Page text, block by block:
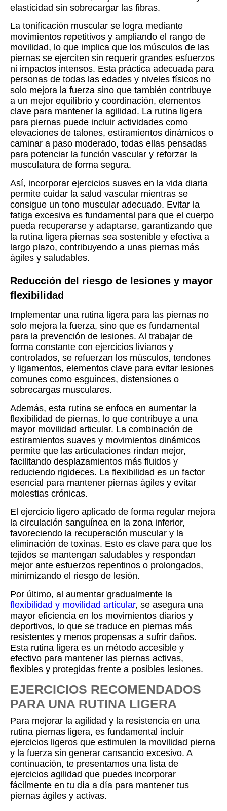
elasticidad sin sobrecargar las fibras.
La tonificación muscular se logra mediante
movimientos repetitivos y ampliando el rango de
movilidad, lo que implica que los músculos de las
piernas se ejerciten sin requerir grandes esfuerzos
ni impactos intensos. Esta práctica adecuada para
personas de todas las edades y niveles físicos no
solo mejora la fuerza sino que también contribuye
a un mejor equilibrio y coordinación, elementos
clave para mantener la agilidad. La rutina ligera
para piernas puede incluir actividades como
elevaciones de talones, estiramientos dinámicos o
caminar a paso moderado, todas ellas pensadas
para potenciar la función vascular y reforzar la
musculatura de forma segura.
Así, incorporar ejercicios suaves en la vida diaria
permite cuidar la salud vascular mientras se
consigue un tono muscular adecuado. Evitar la
fatiga excesiva es fundamental para que el cuerpo
pueda recuperarse y adaptarse, garantizando que
la rutina ligera piernas sea sostenible y efectiva a
largo plazo, contribuyendo a unas piernas más
ágiles y saludables.
Reducción del riesgo de lesiones y mayor
flexibilidad
Implementar una rutina ligera para las piernas no
solo mejora la fuerza, sino que es fundamental
para la prevención de lesiones. Al trabajar de
forma constante con ejercicios livianos y
controlados, se refuerzan los músculos, tendones
y ligamentos, elementos clave para evitar lesiones
comunes como esguinces, distensiones o
sobrecargas musculares.
Además, esta rutina se enfoca en aumentar la
flexibilidad de piernas, lo que contribuye a una
mayor movilidad articular. La combinación de
estiramientos suaves y movimientos dinámicos
permite que las articulaciones rindan mejor,
facilitando desplazamientos más fluidos y
reduciendo rigideces. La flexibilidad es un factor
esencial para mantener piernas ágiles y evitar
molestias crónicas.
El ejercicio ligero aplicado de forma regular mejora
la circulación sanguínea en la zona inferior,
favoreciendo la recuperación muscular y la
eliminación de toxinas. Esto es clave para que los
tejidos se mantengan saludables y respondan
mejor ante esfuerzos repentinos o prolongados,
minimizando el riesgo de lesión.
Por último, al aumentar gradualmente la
flexibilidad y movilidad articular, se asegura una
mayor eficiencia en los movimientos diarios y
deportivos, lo que se traduce en piernas más
resistentes y menos propensas a sufrir daños.
Esta rutina ligera es un método accesible y
efectivo para mantener las piernas activas,
flexibles y protegidas frente a posibles lesiones.
EJERCICIOS RECOMENDADOS
PARA UNA RUTINA LIGERA
Para mejorar la agilidad y la resistencia en una
rutina piernas ligera, es fundamental incluir
ejercicios ligeros que estimulen la movilidad pierna
y la fuerza sin generar cansancio excesivo. A
continuación, te presentamos una lista de
ejercicios agilidad que puedes incorporar
fácilmente en tu día a día para mantener tus
piernas ágiles y activas.